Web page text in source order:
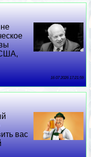
США,
16 07 2026 17:21:59
вас